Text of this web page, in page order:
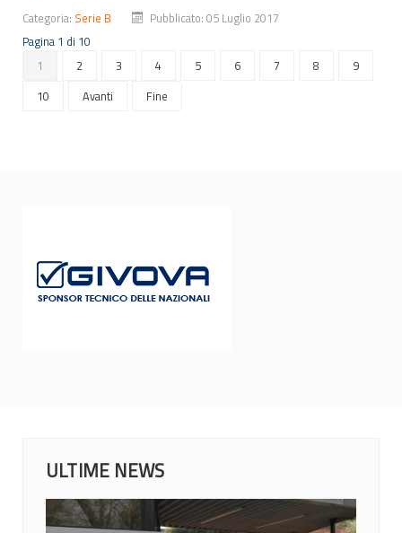
Categoria: Serie B
Pubblicato: 05 Luglio 2017
Pagina 1 di 10
1
2 3 4 5 6 7 8
9
10
Avanti Fine
ULTIME NEWS